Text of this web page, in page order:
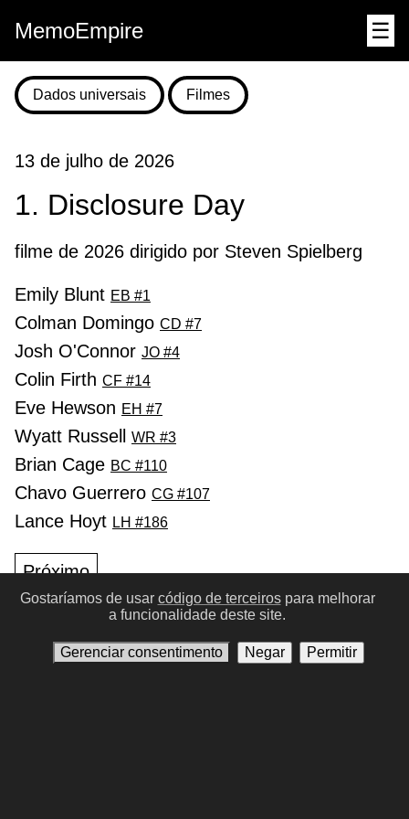
MemoEmpire ☰
Dados universais Filmes
13 de julho de 2026
1. Disclosure Day
filme de 2026 dirigido por Steven Spielberg
Emily Blunt EB #1
Colman Domingo CD #7
Josh O'Connor JO #4
Colin Firth CF #14
Eve Hewson EH #7
Wyatt Russell WR #3
Brian Cage BC #110
Chavo Guerrero CG #107
Lance Hoyt LH #186
Próximo
Condições de Uso Política de Privacidade
Contate-nos
Gostaríamos de usar código de terceirospara melhorar
a funcionalidade deste site.
Gerenciar consentimento Negar Permitir